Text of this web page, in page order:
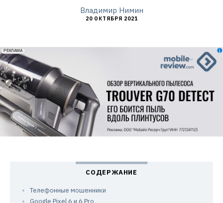
Владимир Нимин
20 ОКТЯБРЯ 2021
erid: 2VfnxxmNzs5
РЕКЛАМА
Телефонные мошенники
Google Pixel 6 и 6 Pro